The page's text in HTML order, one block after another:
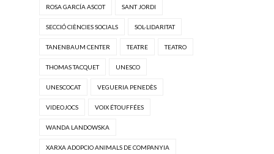
ROSA GARCÍA ASCOT SANT JORDI
SECCIÓ CIÈNCIES SOCIALS SOL·LIDARITAT
TANENBAUM CENTER TEATRE TEATRO
THOMAS TACQUET UNESCO
UNESCOCAT VEGUERIA PENEDÈS
VIDEOJOCS VOIX ÉTOUFFÉES
WANDA LANDOWSKA
XARXA ADOPCIO ANIMALS DE COMPANYIA